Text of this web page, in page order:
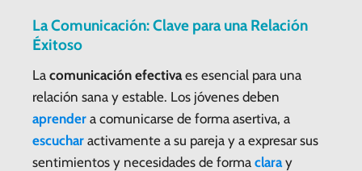
La Comunicación: Clave para una Relación
Éxitoso
La comunicación efectivaes esencial para una
relación sana y estable. Los jóvenes deben
aprender a comunicarse de forma asertiva, a
escuchar activamente a su pareja y a expresar sus
sentimientos y necesidades de forma claray